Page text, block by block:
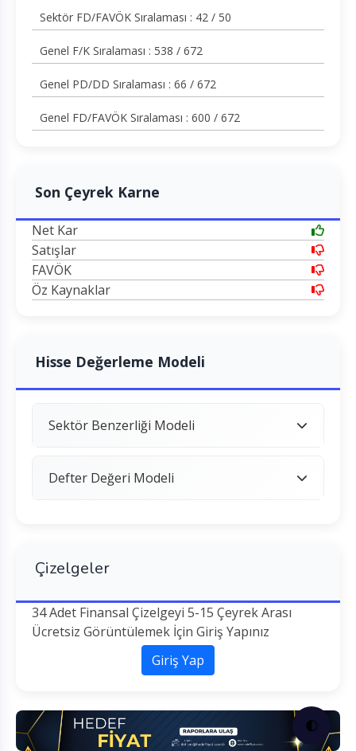
🌓
Sektör FD/FAVÖK Sıralaması : 42 / 50
Genel F/K Sıralaması : 538 / 672
Genel PD/DD Sıralaması : 66 / 672
Genel FD/FAVÖK Sıralaması : 600 / 672
Son Çeyrek Karne
Net Kar
Satışlar
FAVÖK
Öz Kaynaklar
Hisse Değerleme Modeli
Sektör Benzerliği Modeli
Defter Değeri Modeli
Çizelgeler
34 Adet Finansal Çizelgeyi 5-15 Çeyrek Arası
Ücretsiz Görüntülemek İçin Giriş Yapınız
Giriş Yap